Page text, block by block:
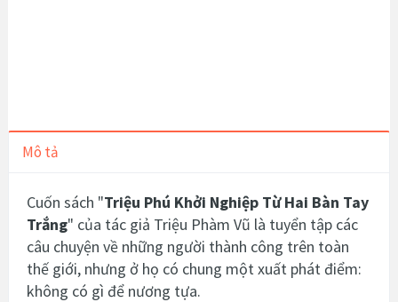
Mô tả
Cuốn sách "Triệu Phú Khởi Nghiệp Từ Hai Bàn Tay
Trắng" của tác giả Triệu Phàm Vũ là tuyển tập các
câu chuyện về những người thành công trên toàn
thế giới, nhưng ở họ có chung một xuất phát điểm:
không có gì để nương tựa.